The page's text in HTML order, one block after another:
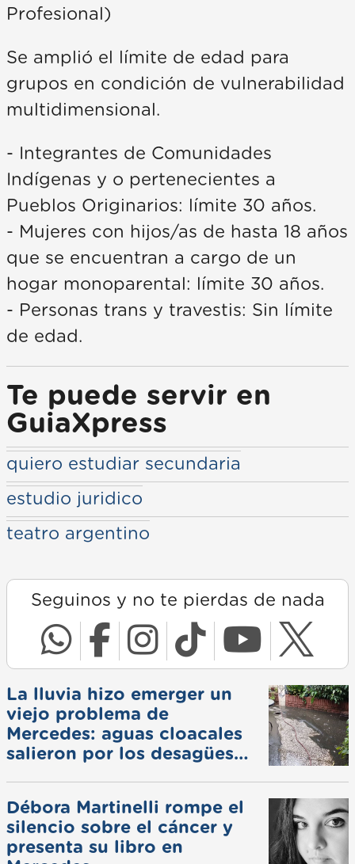
Profesional)
Se amplió el límite de edad para
grupos en condición de vulnerabilidad
multidimensional.
- Integrantes de Comunidades
Indígenas y o pertenecientes a
Pueblos Originarios: límite 30 años.
- Mujeres con hijos/as de hasta 18 años
que se encuentran a cargo de un
hogar monoparental: límite 30 años.
- Personas trans y travestis: Sin límite
de edad.
Te puede servir en
GuiaXpress
quiero estudiar secundaria
estudio juridico
teatro argentino
Seguinos y no te pierdas de nada
La lluvia hizo emerger un
viejo problema de
Mercedes: aguas cloacales
salieron por los desagües
Débora Martinelli rompe el
silencio sobre el cáncer y
presenta su libro en